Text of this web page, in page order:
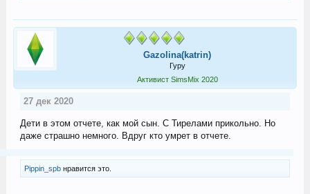
Gazolina(katrin)
Гуру
Активист SimsMix 2020
27 дек 2020
Дети в этом отчете, как мой сын. С Тирелами прикольно. Но
даже страшно немного. Вдруг кто умрет в отчете.
Pippin_spbнравится это.